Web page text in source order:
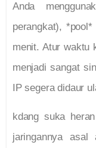
Anda
perangkat),
menit. Atur waktu
menjadi sangat
IP segera didaur
kdang suka
jaringannya